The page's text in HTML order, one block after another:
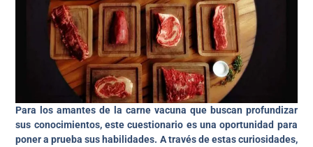
Para los amantes de la carne vacuna que buscan profundizar
sus conocimientos, este cuestionario es una oportunidad para
poner a prueba sus habilidades. A través de estas curiosidades,